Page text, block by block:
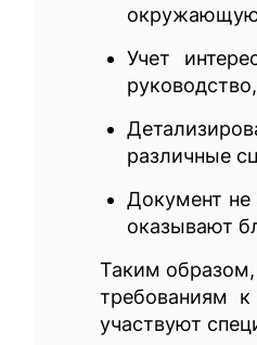
окружающую
Учет
различные
Документ не
оказывают
Таким
требованиям
участвуют